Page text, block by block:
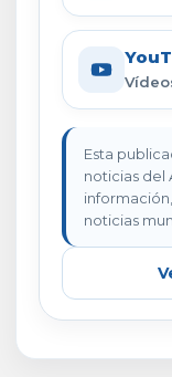
Esta
noticias del
noticias